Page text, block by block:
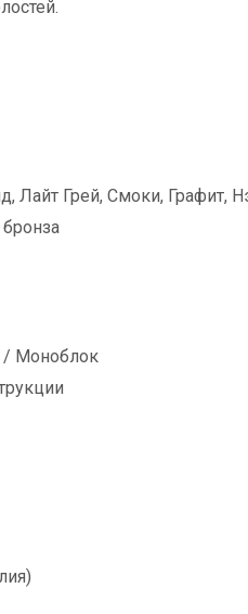
Лайт Грей, Смоки, Графит,
/ Моноблок